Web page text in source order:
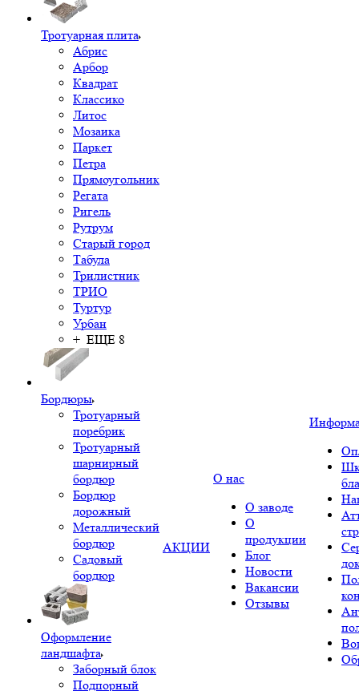
Тротуарная плита
Абрис
Арбор
Квадрат
Классико
Литос
Мозаика
Паркет
Петра
Прямоугольник
Регата
Ригель
Рутрум
Старый город
Табула
Трилистник
ТРИО
Туртур
Урбан
+ ЕЩЕ 8
Бордюры
Тротуарный
поребрик
Тротуарный
шарнирный
бордюр
Бордюр
дорожный
Металлический
бордюр
Садовый
бордюр
Оформление
ландшафта
Заборный блок
Подпорный
АКЦИИ
О нас
О заводе
О
продукции
Блог
Новости
Вакансии
Отзывы